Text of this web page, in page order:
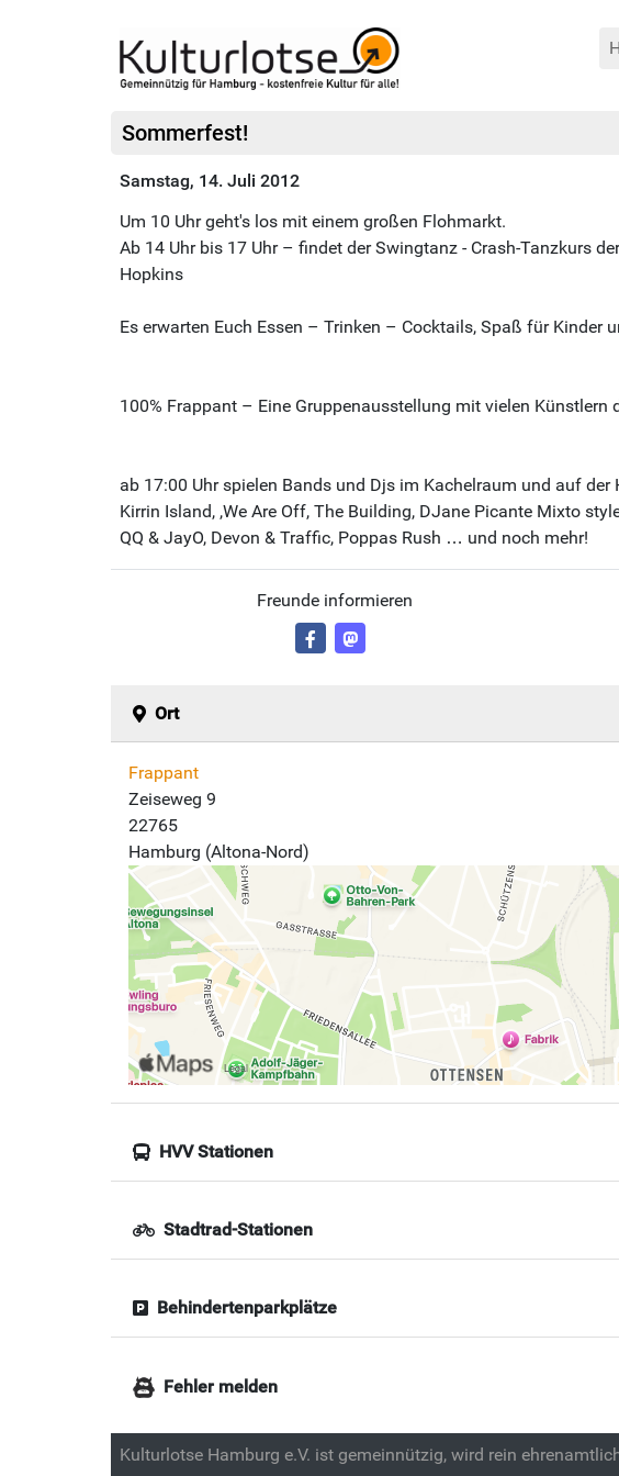
Sommerfest!
Samstag, 14. Juli 2012
Um 10 Uhr geht's los mit einem großen Flohmarkt.
Ab 14 Uhr bis 17 Uhr – findet der Swingtanz - Crash-Tanzkurs
Hopkins
Es erwarten Euch Essen – Trinken – Cocktails, Spaß für Kinder
100% Frappant – Eine Gruppenausstellung mit vielen Künstlern
ab 17:00 Uhr spielen Bands und Djs im Kachelraum und auf der
Kirrin Island, ,We Are Off, The Building, DJane Picante Mixto
QQ & JayO, Devon & Traffic, Poppas Rush … und noch mehr!
Freunde informieren
Ort
Frappant
Zeiseweg 9
22765
Hamburg (Altona-Nord)
HVV Stationen
Stadtrad-Stationen
Behindertenparkplätze
Fehler melden
Kulturlotse Hamburg e.V. ist gemeinnützig, wird rein